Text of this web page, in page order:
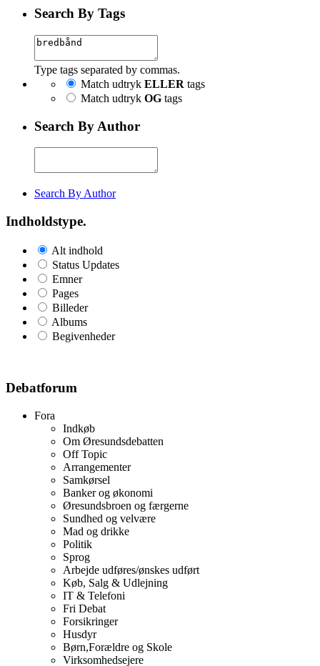
Search By Tags
Type tags separated by commas.
Match udtryk ELLER tags
Match udtryk OG tags
Search By Author
Search By Author
Indholdstype.
Alt indhold
Status Updates
Emner
Pages
Billeder
Albums
Begivenheder
Debatforum
Fora
Indkøb
Om Øresundsdebatten
Off Topic
Arrangementer
Samkørsel
Banker og økonomi
Øresundsbroen og færgerne
Sundhed og velvære
Mad og drikke
Politik
Sprog
Arbejde udføres/ønskes udført
Køb, Salg & Udlejning
IT & Telefoni
Fri Debat
Forsikringer
Husdyr
Børn,Forældre og Skole
Virksomhedsejere